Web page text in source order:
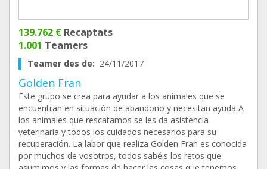
139.762 € Recaptats
1.001 Teamers
Teamer des de: 24/11/2017
Golden Fran
Este grupo se crea para ayudar a los animales que se
encuentran en situación de abandono y necesitan ayuda A
los animales que rescatamos se les da asistencia
veterinaria y todos los cuidados necesarios para su
recuperación. La labor que realiza Golden Fran es conocida
por muchos de vosotros, todos sabéis los retos que